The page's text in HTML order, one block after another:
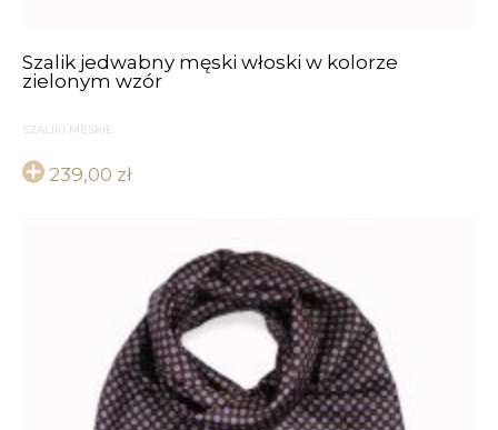
Szalik jedwabny męski włoski w kolorze
zielonym wzór
SZALIKI MĘSKIE
239,00 zł